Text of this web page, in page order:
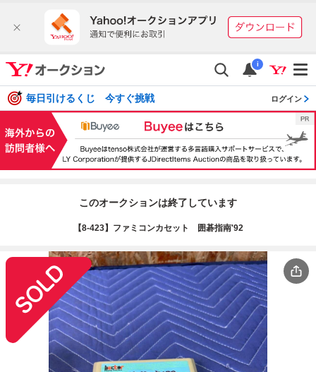
i
毎日引けるくじ 今すぐ挑戦 ログイン
このオークションは終了しています
【8-423】ファミコンカセット 囲碁指南'92